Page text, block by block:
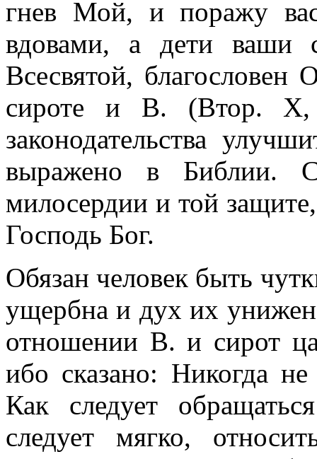
гнев Мой, и поражу
вдовами, а дети ваши
Всесвятой, благословен
сироте и В. (Втор. X,
законодательства
выражено в Библии.
милосердии и той
Господь Бог.
Обязан человек быть
ущербна и дух их
отношении В. и сирот
ибо сказано: Никогда
Как следует
следует мягко,